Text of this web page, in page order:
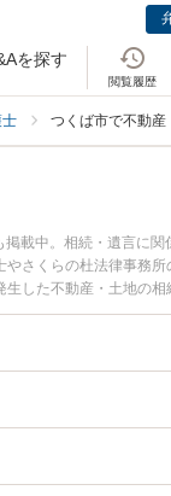
を探す
閲覧履歴
つくば市で不動産
載中。相続・遺言に関
さくらの杜法律事務所
した不動産・土地の相
土地の相続を法律相談